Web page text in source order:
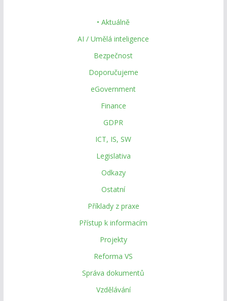
• Aktuálně
AI / Umělá inteligence
Bezpečnost
Doporučujeme
eGovernment
Finance
GDPR
ICT, IS, SW
Legislativa
Odkazy
Ostatní
Příklady z praxe
Přístup k informacím
Projekty
Reforma VS
Správa dokumentů
Vzdělávání